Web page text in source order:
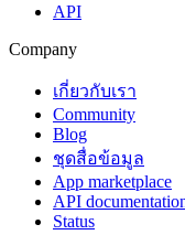
API
Company
เกี่ยวกับเรา
Community
Blog
ชุดสื่อข้อมูล
App marketplace
API
Status